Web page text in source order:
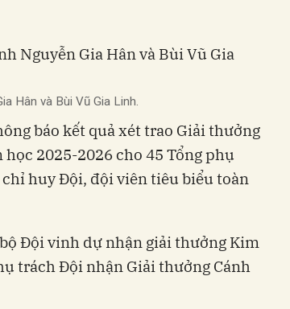
Hân và Bùi Vũ Gia Linh.
báo kết quả xét trao Giải thưởng
2025-2026 cho 45 Tổng phụ
huy Đội, đội viên tiêu biểu toàn
Đội vinh dự nhận giải thưởng Kim
trách Đội nhận Giải thưởng Cánh